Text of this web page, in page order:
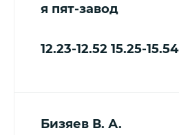
я пят-завод
12.23-12.52 15.25-15.54
Бизяев В. А.